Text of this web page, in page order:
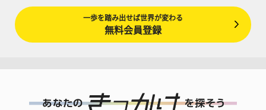
一歩を踏み出せば世界が変わる
無料会員登録